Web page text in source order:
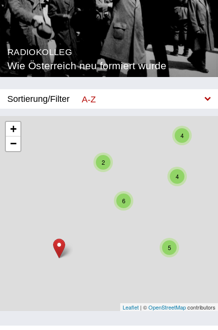
RADIOKOLLEG
Wie Österreich neu formiert wurde
Sortierung/Filter
A-Z
Burgenland
Niederösterreich
Vorarlberg
4
2
4
5
6
+
−
Leaflet | ©OpenStreetMapcontributors